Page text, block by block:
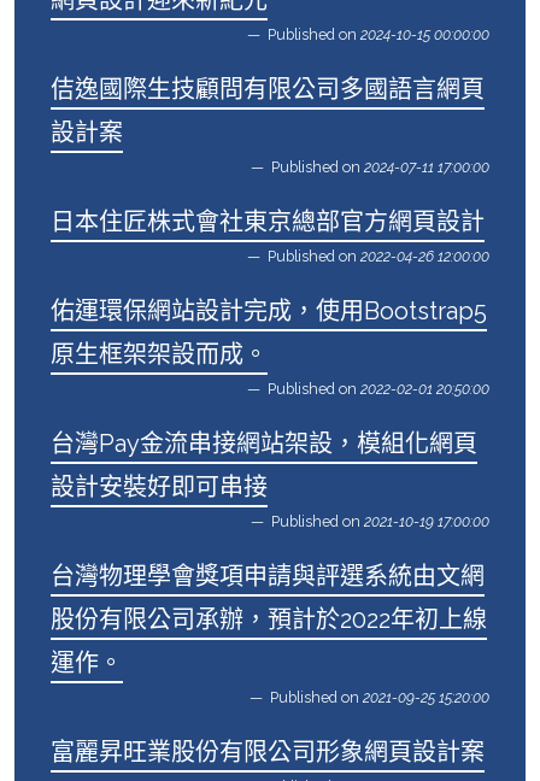
Published on 2024-10-15 00:00:00
佶逸國際生技顧問有限公司多國語言網頁
設計案
Published on 2024-07-11 17:00:00
日本住匠株式會社東京總部官方網頁設計
Published on 2022-04-26 12:00:00
佑運環保網站設計完成，使用Bootstrap5
原生框架架設而成。
Published on 2022-02-01 20:50:00
台灣Pay金流串接網站架設，模組化網頁
設計安裝好即可串接
Published on 2021-10-19 17:00:00
台灣物理學會獎項申請與評選系統由文網
股份有限公司承辦，預計於2022年初上線
運作。
Published on 2021-09-25 15:20:00
富麗昇旺業股份有限公司形象網頁設計案